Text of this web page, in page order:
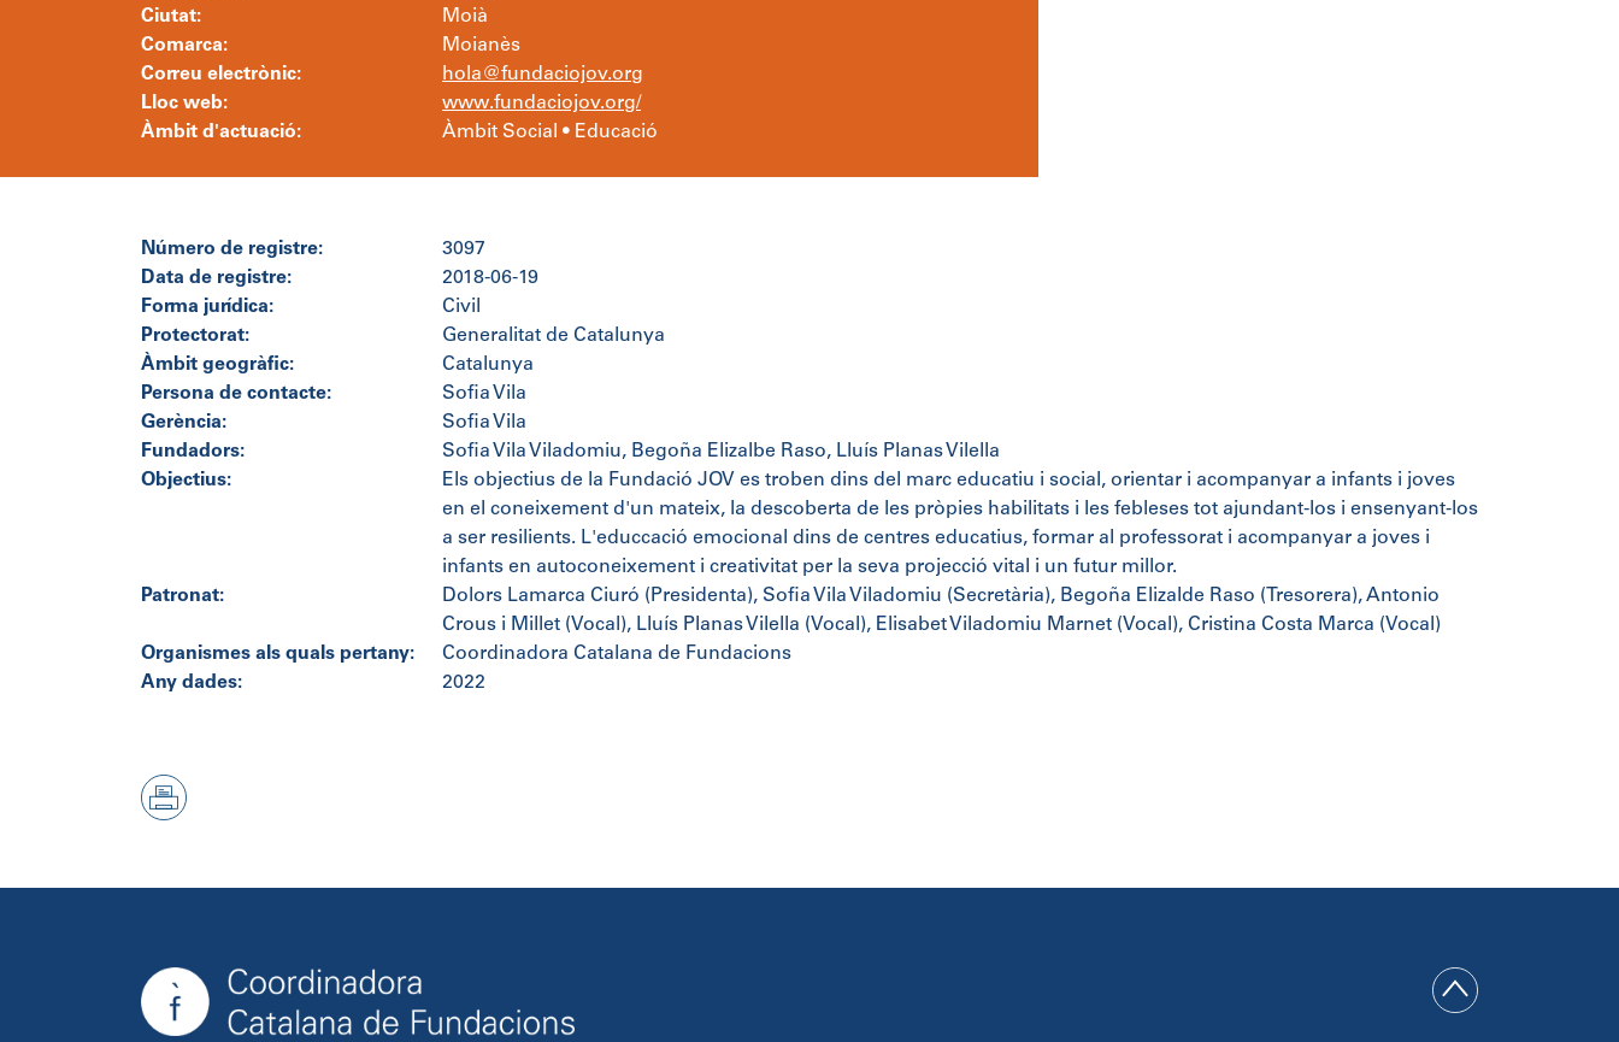
Ciutat:
Moià
Comarca:
Moianès
Correu electrònic:
hola@fundaciojov.org
Lloc web:
www.fundaciojov.org/
Àmbit d'actuació:
Àmbit Social • Educació
Número de registre:
3097
Data de registre:
2018-06-19
Forma jurídica:
Civil
Protectorat:
Generalitat de Catalunya
Àmbit geogràfic:
Catalunya
Persona de contacte:
Sofia Vila
Gerència:
Sofia Vila
Fundadors:
Sofia Vila Viladomiu, Begoña Elizalbe Raso, Lluís Planas Vilella
Objectius:
Els objectius de la Fundació JOV es troben dins del marc educatiu i social, orientar i acompanyar a infants i joves
en el coneixement d'un mateix, la descoberta de les pròpies habilitats i les febleses tot ajundant-los i ensenyant-los
a ser resilients. L'educcació emocional dins de centres educatius, formar al professorat i acompanyar a joves i
infants en autoconeixement i creativitat per la seva projecció vital i un futur millor.
Patronat:
Dolors Lamarca Ciuró (Presidenta), Sofia Vila Viladomiu (Secretària), Begoña Elizalde Raso (Tresorera), Antonio
Crous i Millet (Vocal), Lluís Planas Vilella (Vocal), Elisabet Viladomiu Marnet (Vocal), Cristina Costa Marca (Vocal)
Organismes als quals pertany:
Coordinadora Catalana de Fundacions
Any dades:
2022